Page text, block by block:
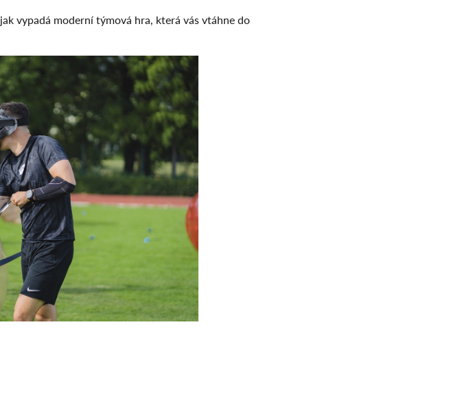
vypadá moderní týmová hra, která vás vtáhne do